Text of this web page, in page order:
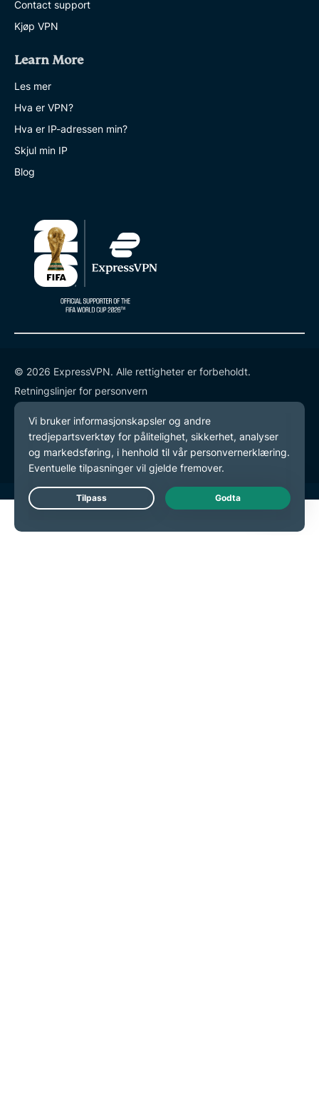
Contact support
Kjøp VPN
Learn More
Les mer
Hva er VPN?
Hva er IP-adressen min?
Skjul min IP
Blog
© 2026 ExpressVPN. Alle rettigheter er forbeholdt.
Retningslinjer for personvern
Tjenestevilkår
endre preferansene dine
Live Chat